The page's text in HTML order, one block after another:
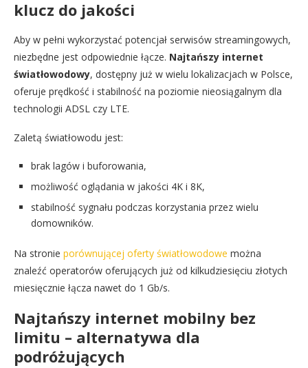
klucz do jakości
Aby w pełni wykorzystać potencjał serwisów streamingowych,
niezbędne jest odpowiednie łącze. Najtańszy internet
światłowodowy, dostępny już w wielu lokalizacjach w Polsce,
oferuje prędkość i stabilność na poziomie nieosiągalnym dla
technologii ADSL czy LTE.
Zaletą światłowodu jest:
brak lagów i buforowania,
możliwość oglądania w jakości 4K i 8K,
stabilność sygnału podczas korzystania przez wielu
domowników.
Na stronie porównującej oferty światłowodowe można
znaleźć operatorów oferujących już od kilkudziesięciu złotych
miesięcznie łącza nawet do 1 Gb/s.
Najtańszy internet mobilny bez
limitu – alternatywa dla
podróżujących